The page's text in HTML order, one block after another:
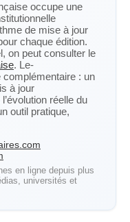
occupe une
de mise à jour
chaque édition.
on peut consulter le
. Le-
: un
à jour
réelle du
outil pratique,
en ligne depuis plus
universités et